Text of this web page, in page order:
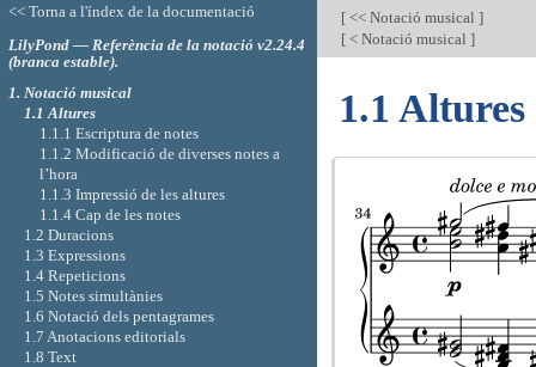
[<< Notació musical ]
[< Notació musical ]
1.1 Altures
<< Torna a l'índex de la documentació
LilyPond — Referència de la notació v2.24.4
(branca estable).
1. Notació musical
1.1 Altures
1.1.1 Escriptura de notes
1.1.2 Modificació de diverses notes a
l’hora
1.1.3 Impressió de les altures
1.1.4 Cap de les notes
1.2 Duracions
1.3 Expressions
1.4 Repeticions
1.5 Notes simultànies
1.6 Notació dels pentagrames
1.7 Anotacions editorials
1.8 Text